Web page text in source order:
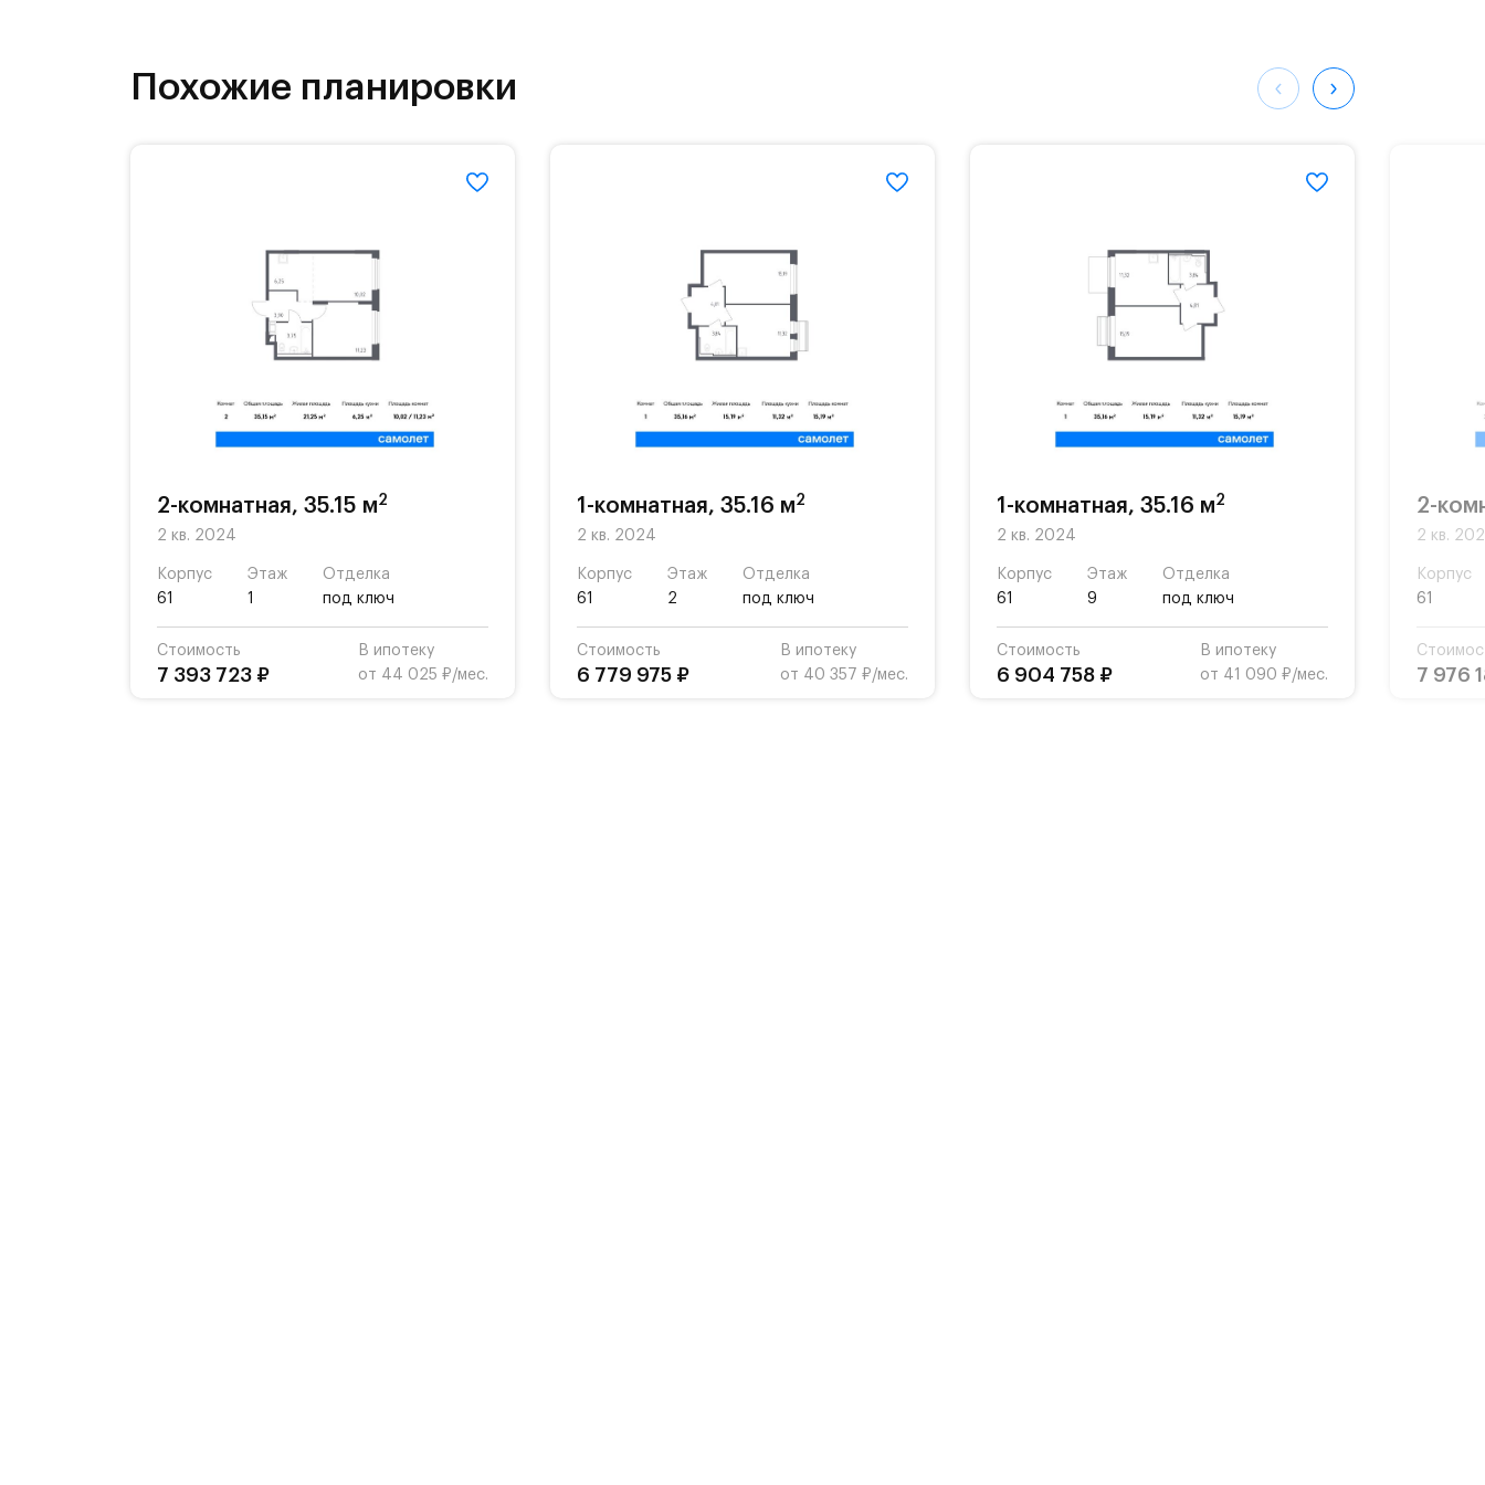
На территории квартала возведут детский сад и школу. Также для наиболее одарённых
детей есть возможность посещения частной гимназии «Жуковка».
Похожие планировки
2-комнатная, 35.15 м2
2 кв. 2024
Корпус
61
Этаж
1
Отделка
под ключ
Стоимость
7 393 723 ₽
В ипотеку
от 44 025 ₽/мес.
1-комнатная, 35.16 м2
2 кв. 2024
Корпус
61
Этаж
2
Отделка
под ключ
Стоимость
6 779 975 ₽
В ипотеку
от 40 357 ₽/мес.
1-комнатная, 35.16 м2
2 кв. 2024
Корпус
61
Этаж
9
Отделка
под ключ
Стоимость
6 904 758 ₽
В ипотеку
от 41 090 ₽/мес.
2-
2 кв.
Корпус
61
7 976